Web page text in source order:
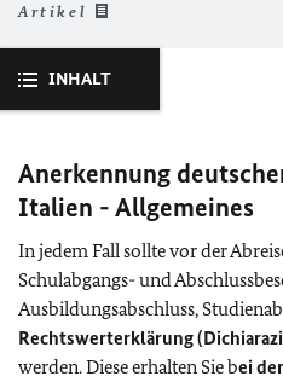
Artikel
INHALT
Anerkennung
Italien - Allgemeines
In jedem Fall sollte vor der
Schulabgangs- und
Ausbildungsabschluss,
Rechtswerterklärung
werden. Diese erhalten Sie bei